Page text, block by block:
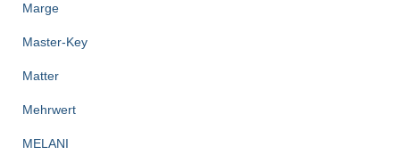
Marge
Master-Key
Matter
Mehrwert
MELANI